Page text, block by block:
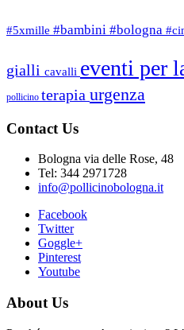
#5xmille #bambini #bologna
gialli cavalli eventi per
pollicino terapia urgenza
Contact Us
Bologna via delle Rose, 48
Tel: 344 2971728
info@pollicinobologna.it
Facebook
Twitter
Goggle+
Pinterest
Youtube
About Us